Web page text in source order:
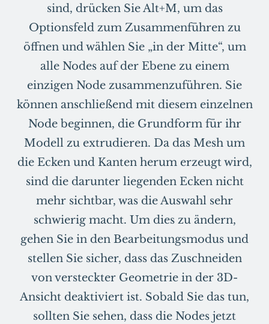
sind, drücken Sie Alt+M, um das
Optionsfeld zum Zusammenführen zu
öffnen und wählen Sie „in der Mitte“, um
alle Nodes auf der Ebene zu einem
einzigen Node zusammenzuführen. Sie
können anschließend mit diesem einzelnen
Node beginnen, die Grundform für ihr
Modell zu extrudieren. Da das Mesh um
die Ecken und Kanten herum erzeugt wird,
sind die darunter liegenden Ecken nicht
mehr sichtbar, was die Auswahl sehr
schwierig macht. Um dies zu ändern,
gehen Sie in den Bearbeitungsmodus und
stellen Sie sicher, dass das Zuschneiden
von versteckter Geometrie in der 3D-
Ansicht deaktiviert ist. Sobald Sie das tun,
sollten Sie sehen, dass die Nodes jetzt